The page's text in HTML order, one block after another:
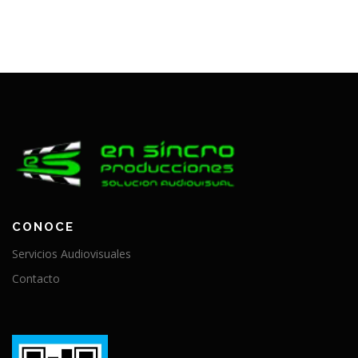
CONOCE
Servicios Audiovisuales
Contacto